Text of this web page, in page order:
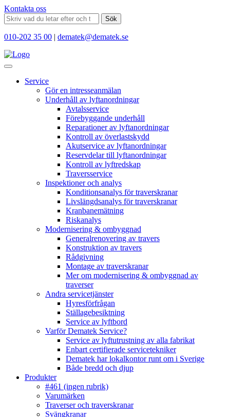
Kontakta oss
Sök
010-202 35 00 | dematek@dematek.se
Service
Gör en intresseanmälan
Underhåll av lyftanordningar
Avtalsservice
Förebyggande underhåll
Reparationer av lyftanordningar
Kontroll av överlastskydd
Akutservice av lyftanordningar
Reservdelar till lyftanordningar
Kontroll av lyftredskap
Traversservice
Inspektioner och analys
Konditionsanalys för traverskranar
Livslängdsanalys för traverskranar
Kranbanemätning
Riskanalys
Modernisering & ombyggnad
Generalrenovering av travers
Konstruktion av travers
Rådgivning
Montage av traverskranar
Mer om modernisering & ombyggnad av
traverser
Andra servicetjänster
Hyresförfrågan
Ställagebesiktning
Service av lyftbord
Varför Dematek Service?
Service av lyftutrustning av alla fabrikat
Enbart certifierade servicetekniker
Dematek har lokalkontor runt om i Sverige
Både bredd och djup
Produkter
#461 (ingen rubrik)
Varumärken
Traverser och traverskranar
Svängkranar